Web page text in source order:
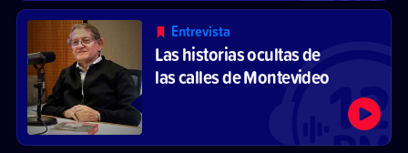
Entrevista
Las historias ocultas de
las calles de Montevideo